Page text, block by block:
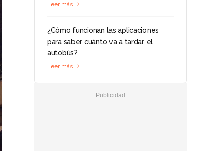
Leer más
¿Cómo funcionan las aplicaciones
para saber cuánto va a tardar el
autobús?
Leer más